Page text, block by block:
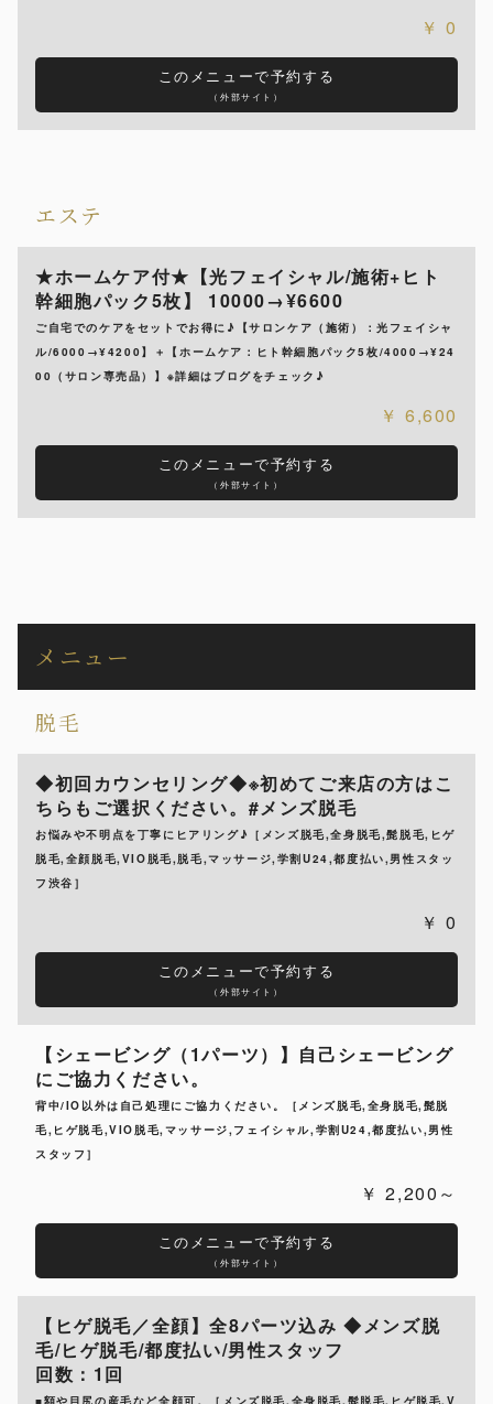
0
このメニューで予約する
（外部サイト）
エステ
★ホームケア付★【光フェイシャル/施術+ヒト
幹細胞パック5枚】 10000→¥6600
ご自宅でのケアをセットでお得に♪【サロンケア（施術）：光フェイシャ
ル/6000→¥4200】＋【ホームケア：ヒト幹細胞パック5枚/4000→¥24
00（サロン専売品）】※詳細はブログをチェック♪
6,600
このメニューで予約する
（外部サイト）
メニュー
脱毛
◆初回カウンセリング◆※初めてご来店の方はこ
ちらもご選択ください。#メンズ脱毛
お悩みや不明点を丁寧にヒアリング♪［メンズ脱毛,全身脱毛,髭脱毛,ヒゲ
脱毛,全顔脱毛,VIO脱毛,脱毛,マッサージ,学割U24,都度払い,男性スタッ
フ渋谷］
0
このメニューで予約する
（外部サイト）
【シェービング（1パーツ）】自己シェービング
にご協力ください。
背中/IO以外は自己処理にご協力ください。［メンズ脱毛,全身脱毛,髭脱
毛,ヒゲ脱毛,VIO脱毛,マッサージ,フェイシャル,学割U24,都度払い,男性
スタッフ］
2,200～
このメニューで予約する
（外部サイト）
【ヒゲ脱毛／全顔】全8パーツ込み ◆メンズ脱
毛/ヒゲ脱毛/都度払い/男性スタッフ
回数：1回
■額や目尻の産毛など全顔可。［メンズ脱毛,全身脱毛,髭脱毛,ヒゲ脱毛,V